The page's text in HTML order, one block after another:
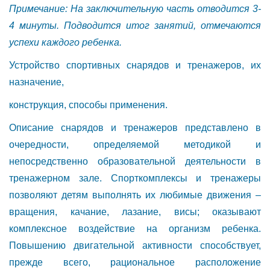
Примечание: На заключительную часть отводится 3-
4 минуты. Подводится итог занятий, отмечаются
успехи каждого ребенка.
Устройство спортивных снарядов и тренажеров, их
назначение,
конструкция, способы применения.
Описание снарядов и тренажеров представлено в
очередности, определяемой методикой и
непосредственно образовательной деятельности в
тренажерном зале. Спорткомплексы и тренажеры
позволяют детям выполнять их любимые движения –
вращения, качание, лазание, висы; оказывают
комплексное воздействие на организм ребенка.
Повышению двигательной активности способствует,
прежде всего, рациональное расположение